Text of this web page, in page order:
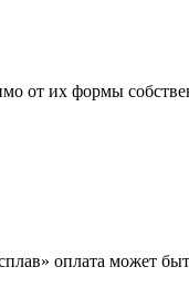
от их формы
оплата может